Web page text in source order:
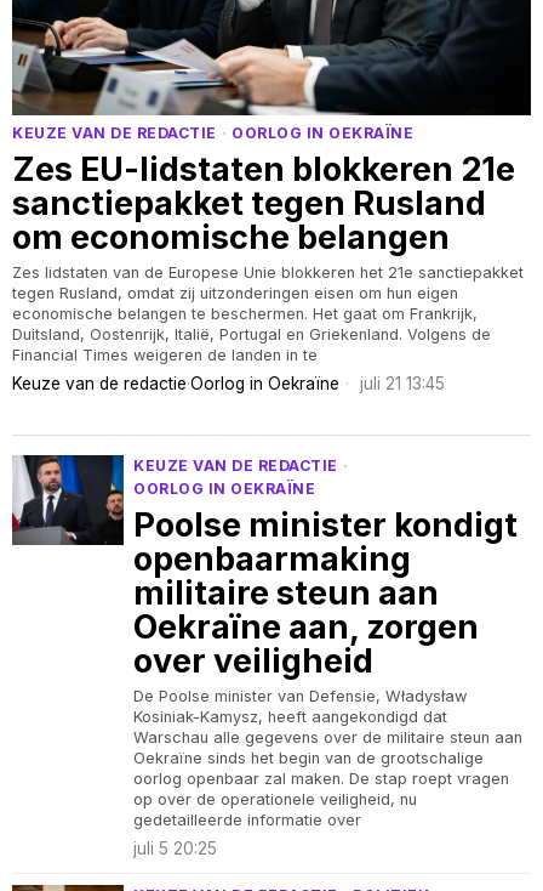
KEUZE VAN DE REDACTIE · OORLOG IN OEKRAÏNE
Zes EU-lidstaten blokkeren 21e
sanctiepakket tegen Rusland
om economische belangen
Zes lidstaten van de Europese Unie blokkeren het 21e sanctiepakket
tegen Rusland, omdat zij uitzonderingen eisen om hun eigen
economische belangen te beschermen. Het gaat om Frankrijk,
Duitsland, Oostenrijk, Italië, Portugal en Griekenland. Volgens de
Financial Times weigeren de landen in te
Keuze van de redactie·Oorlog in Oekraïne juli 21 13:45
KEUZE VAN DE REDACTIE ·
OORLOG IN OEKRAÏNE
Poolse minister kondigt
openbaarmaking
militaire steun aan
Oekraïne aan, zorgen
over veiligheid
De Poolse minister van Defensie, Władysław
Kosiniak-Kamysz, heeft aangekondigd dat
Warschau alle gegevens over de militaire steun aan
Oekraïne sinds het begin van de grootschalige
oorlog openbaar zal maken. De stap roept vragen
op over de operationele veiligheid, nu
gedetailleerde informatie over
juli 5 20:25